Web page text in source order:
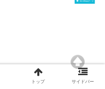
テーマから購入できま
トップ サイドバー